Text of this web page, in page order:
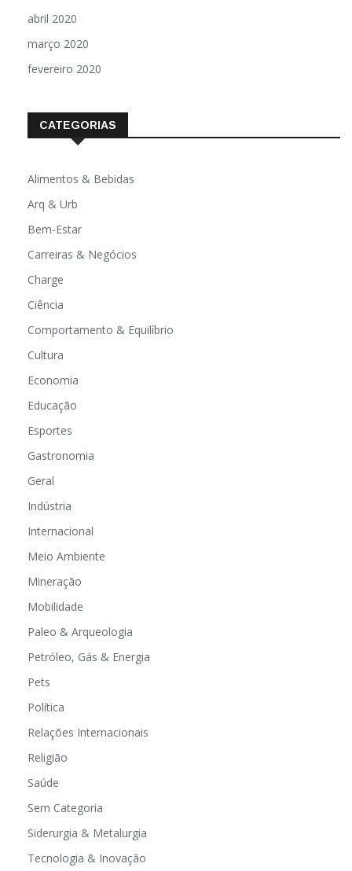
abril 2020
março 2020
fevereiro 2020
CATEGORIAS
Alimentos & Bebidas
Arq & Urb
Bem-Estar
Carreiras & Negócios
Charge
Ciência
Comportamento & Equilíbrio
Cultura
Economia
Educação
Esportes
Gastronomia
Geral
Indústria
Internacional
Meio Ambiente
Mineração
Mobilidade
Paleo & Arqueologia
Petróleo, Gás & Energia
Pets
Política
Relações Internacionais
Religião
Saúde
Sem Categoria
Siderurgia & Metalurgia
Tecnologia & Inovação